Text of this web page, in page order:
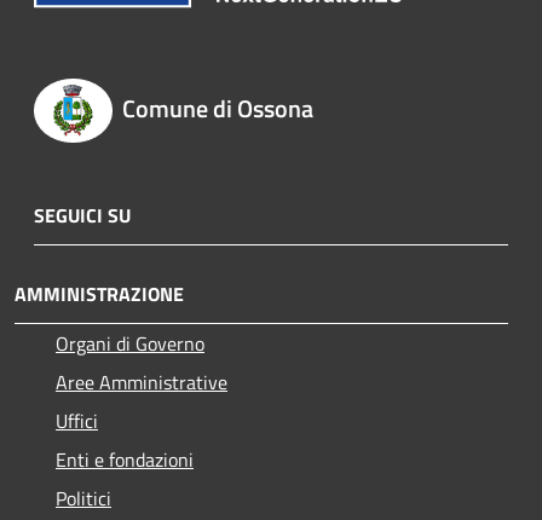
Comune di Ossona
SEGUICI SU
AMMINISTRAZIONE
Organi di Governo
Aree Amministrative
Uffici
Enti e fondazioni
Politici